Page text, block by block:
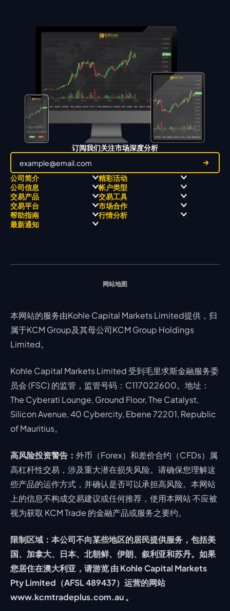
订阅我们关注市场深度分析
公司简介
关于
关于 KCM Group
三大优势
奖项和成就
精彩活动
职业高尔夫 x 飘移队
全球高尔夫锦标赛
公司信息
经营理念
公开信息与风险披露
公司新闻
视频库
帐户类型
ECN 账户
STP 账户
账户比较
交易产品
Forex
贵金属
能源
交易工具
交易平台
MetaTrader 4
MetaTrader 5
市场合作
帮助指南 行情分析
最新通知
网站地图
本网站的服务由Kohle Capital Markets Limited提供，归
属于KCM Group及其母公司KCM Group Holdings
Limited。
Kohle Capital Markets Limited 受到毛里求斯金融服务委
员会 (FSC) 的监管，监管号码：C117022600。地址：
The Cyberati Lounge, Ground Floor, The Catalyst,
Silicon Avenue, 40 Cybercity, Ebene 72201, Republic
of Mauritius。
高风险投资警告： 外币（Forex）和差价合约（CFDs）属
高杠杆性交易，涉及重大潜在损失风险。请确保您理解这
些产品的运作方式，并确认是否可以承担高风险。本网站
上的信息不构成交易建议或任何推荐，使用本网站 不应被
视为获取 KCM Trade 的金融产品或服务之要约。
限制区域：本公司不向某些地区的居民提供服务，包括美
国、加拿大、日本、北朝鲜、伊朗、叙利亚和苏丹。如果
您居住在澳大利亚，请游览 由 Kohle Capital Markets
Pty Limited（AFSL 489437）运营的网站
www.kcmtradeplus.com.au 。